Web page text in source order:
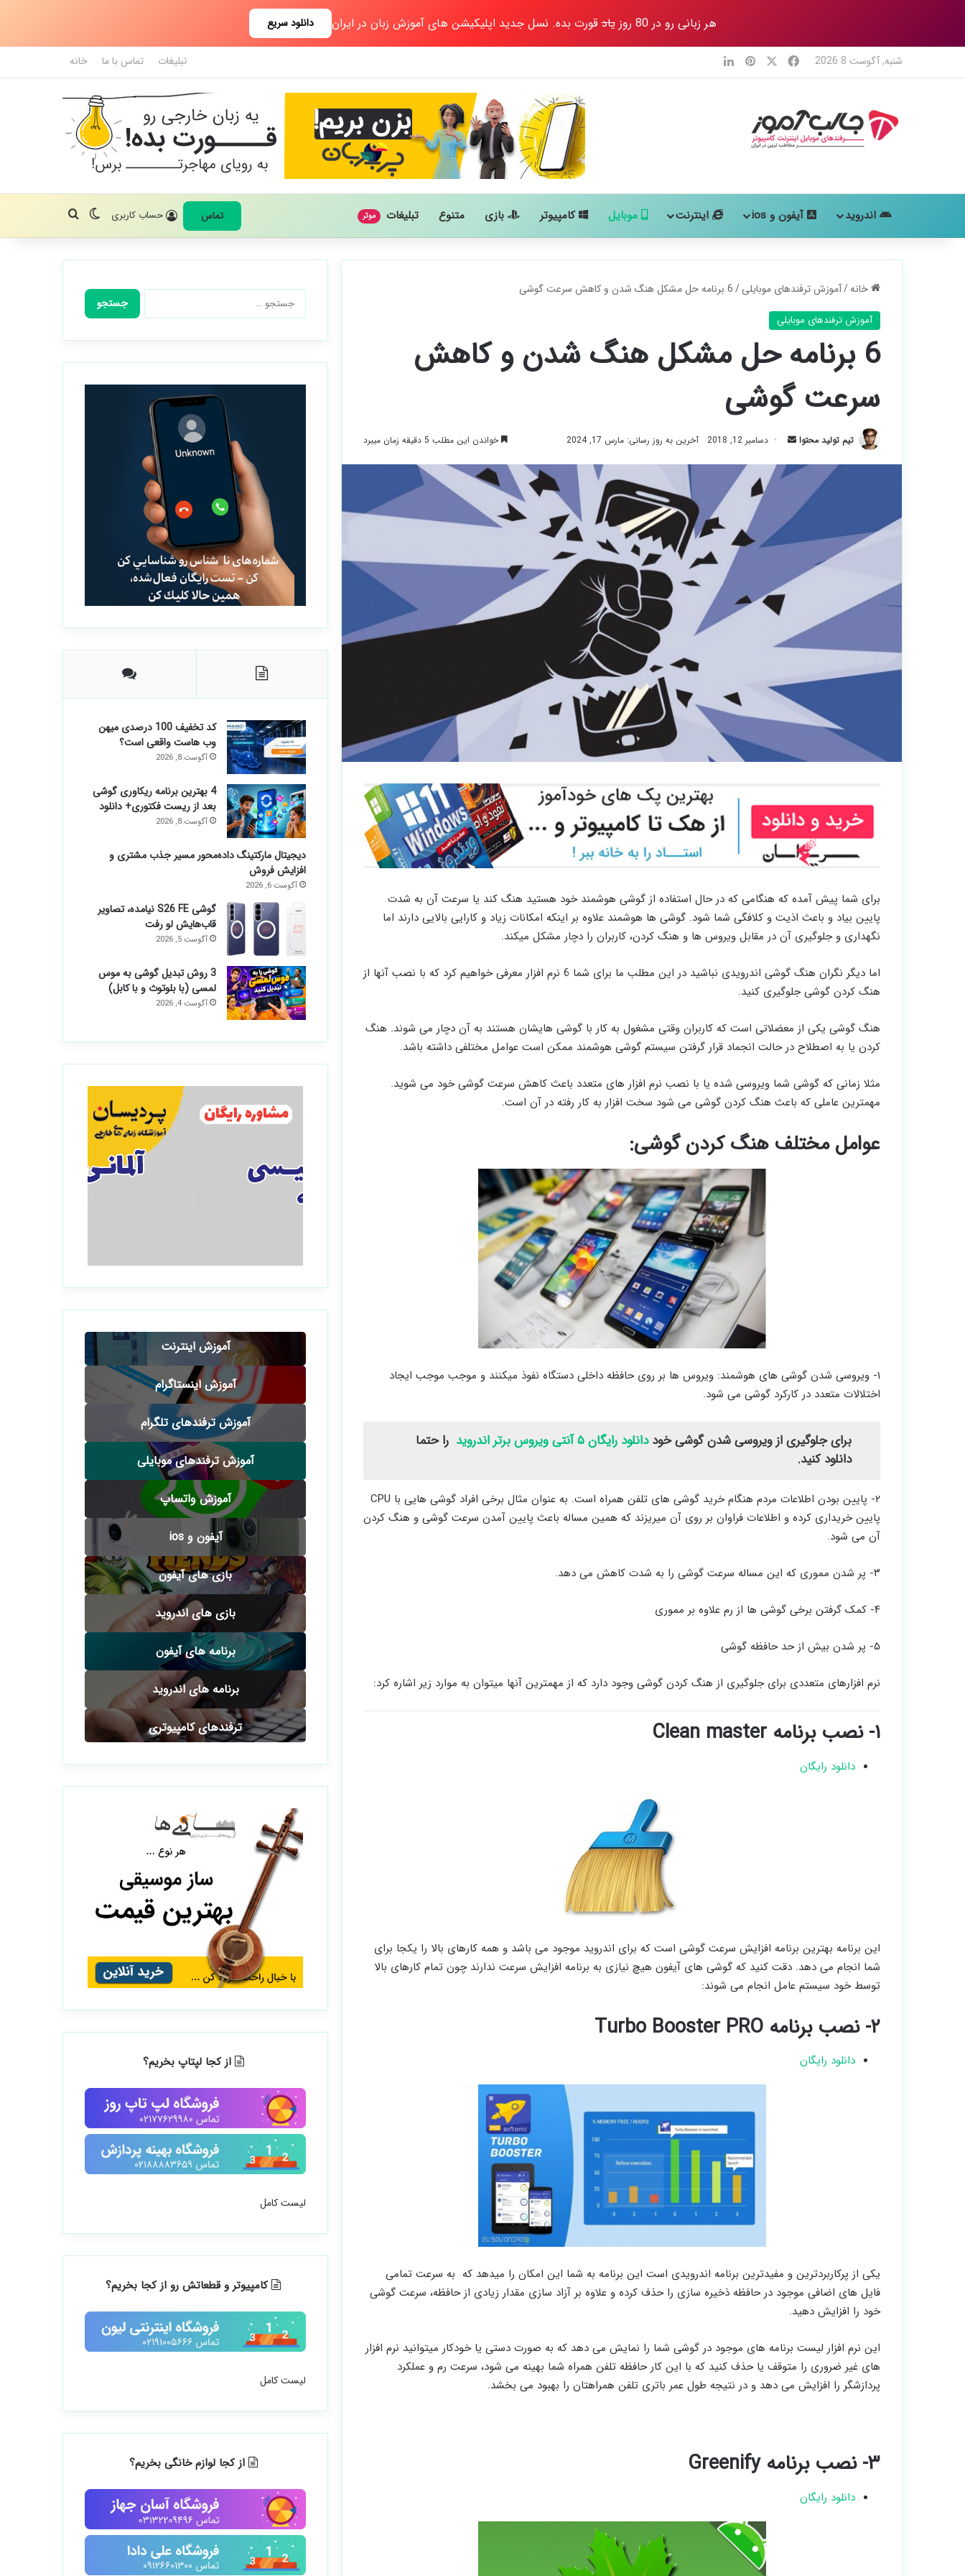
هر زبانی رو در 80 روز یادقورت بده. نسل جدید اپلیکیشن های آموزش زبان در ایران دانلود سریع
شنبه, آگوست 8 2026 فیس بوک‫پین‌ترست
لینکدین تبلیغات تماس با ما خانه
اندروید آیفون و ios اینترنت موبایل کامپیوتر بازی متنوع تبلیغات موثر تماس حساب کاربری تغییر پوسته
جستجو برای
خانه/آموزش ترفندهای موبایلی/6 برنامه حل مشکل هنگ شدن و کاهش سرعت گوشی
آموزش ترفندهای موبایلی
6 برنامه حل مشکل هنگ شدن و کاهش
سرعت گوشی
تیم تولید محتوا
ارسال دسامبر 12, 2018 آخرین به روز رسانی: مارس 17, 2024 خواندن این مطلب 5 دقیقه زمان میبرد
برای شما پیش آمده که هنگامی که در حال استفاده از گوشی هوشمند خود هستید هنگ کند یا سرعت آن به شدت
پایین بیاد و باعث اذیت و کلافگی شما شود. گوشی ها هوشمند علاوه بر اینکه امکانات زیاد و کارایی بالایی دارند اما
نگهداری و جلوگیری آن در مقابل ویروس ها و هنگ کردن، کاربران را دچار مشکل میکند.
اما دیگر نگران هنگ گوشی اندرویدی نباشید در این مطلب ما برای شما 6 نرم افزار معرفی خواهیم کرد که با نصب آنها از
هنگ کردن گوشی جلوگیری کنید.
هنگ گوشی یکی از معضلاتی است که کاربران وقتی مشغول به کار با گوشی هایشان هستند به آن دچار می شوند. هنگ
کردن یا به اصطلاح در حالت انجماد قرار گرفتن سیستم گوشی هوشمند ممکن است عوامل مختلفی داشته باشد.
مثلا زمانی که گوشی شما ویروسی شده یا با نصب نرم افزار های متعدد باعث کاهش سرعت گوشی خود می شوید.
مهمترین عاملی که باعث هنگ کردن گوشی می شود سخت افزار به کار رفته در آن است.
عوامل مختلف هنگ کردن گوشی:
۱- ویروسی شدن گوشی های هوشمند: ویروس ها بر روی حافظه داخلی دستگاه نفوذ میکنند و موجب موجب ایجاد
اختلالات متعدد در کارکرد گوشی می شود.
برای جلوگیری از ویروسی شدن گوشی خوددانلود رایگان ۵ آنتی ویروس برتر اندروید
را حتما
دانلود کنید.
۲- پایین بودن اطلاعات مردم هنگام خرید گوشی های تلفن همراه است. به عنوان مثال برخی افراد گوشی هایی با CPU
پایین خریداری کرده و اطلاعات فراوان بر روی آن میریزند که همین مساله باعث پایین آمدن سرعت گوشی و هنگ کردن
آن می شود.
۳- پر شدن مموری که این مساله سرعت گوشی را به شدت کاهش می دهد.
۴- کمک گرفتن برخی گوشی ها از رم علاوه بر مموری
۵- پر شدن بیش از حد حافظه گوشی
نرم افزارهای متعددی برای جلوگیری از هنگ کردن گوشی وجود دارد که از مهمترین آنها میتوان به موارد زیر اشاره کرد:
۱- نصب برنامه Clean master
دانلود رایگان
این برنامه بهترین برنامه افزایش سرعت گوشی است که برای اندروید موجود می باشد و همه کارهای بالا را یکجا برای
شما انجام می دهد. دقت کنید که گوشی های آیفون هیچ نیازی به برنامه افزایش سرعت ندارند چون تمام کارهای بالا
توسط خود سیستم عامل انجام می شوند:
۲- نصب برنامه Turbo Booster PRO
دانلود رایگان
یکی از پرکاربردترین و مفیدترین برنامه اندرویدی است این برنامه به شما این امکان را میدهد که به سرعت تمامی
فایل های اضافی موجود در حافظه ذخیره سازی را حذف کرده و علاوه بر آزاد سازی مقدار زیادی از حافظه، سرعت گوشی
خود را افزایش دهید.
این نرم افزار لیست برنامه های موجود در گوشی شما را نمایش می دهد که به صورت دستی یا خودکار میتوانید نرم افزار
های غیر ضروری را متوقف یا حذف کنید که با این کار حافظه تلفن همراه شما بهینه می شود، سرعت رم و عملکرد
پردازشگر را افزایش می دهد و در نتیجه طول عمر باتری تلفن همراهتان را بهبود می بخشد.
۳- نصب برنامه Greenify
دانلود رایگان
جستجو
برای:
کد تخفیف 100 درصدی میهن
وب هاست واقعی است؟
آگوست 8, 2026
4 بهترین برنامه ریکاوری گوشی
بعد از ریست فکتوری+ دانلود
آگوست 8, 2026
دیجیتال مارکتینگ داده‌محور مسیر جذب مشتری و
افزایش فروش
آگوست 6, 2026
گوشی S26 FE نیامده، تصاویر
قاب‌هایش لو رفت
آگوست 5, 2026
3 روش تبدیل گوشی به موس
لمسی (با بلوتوث و با کابل)
آگوست 4, 2026
آموزش اینترنت
آموزش اینستاگرام
آموزش ترفندهای تلگرام
آموزش ترفندهای موبایلی
آموزش واتساپ
آیفون و ios
بازی های آیفون
بازی های اندروید
برنامه های آیفون
برنامه های اندروید
ترفندهای کامپیوتری
از کجا لپتاپ بخریم؟
لیست کامل
کامپیوتر و قطعاتش رو از کجا بخریم؟
لیست کامل
از کجا لوازم خانگی بخریم؟